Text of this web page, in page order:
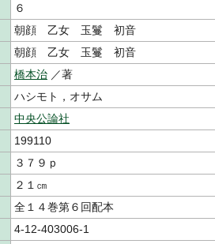
６
朝顔 乙女 玉鬘 初音
朝顔 乙女 玉鬘 初音
橋本治 ／著
ハシモト，オサム
中央公論社
199110
３７９ｐ
２１㎝
全１４巻第６回配本
4-12-403006-1